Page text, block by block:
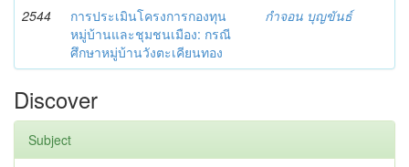
2544
การประเมินโครงการกองทุน
หมู่บ้านและชุมชนเมือง: กรณี
ศึกษาหมู่บ้านวังตะเคียนทอง
กำจอน บุญขันธ์
Discover
Subject